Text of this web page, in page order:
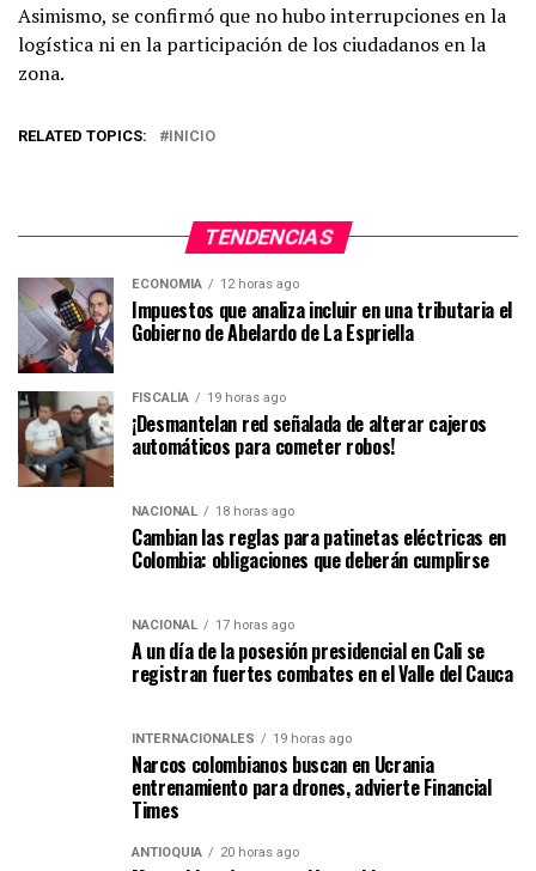
Asimismo, se confirmó que no hubo interrupciones en la
logística ni en la participación de los ciudadanos en la
zona.
RELATED TOPICS: INICIO
TENDENCIAS
ECONOMIA 12 horas ago
Impuestos que analiza incluir en una tributaria el
Gobierno de Abelardo de La Espriella
FISCALÍA 19 horas ago
¡Desmantelan red señalada de alterar cajeros
automáticos para cometer robos!
NACIONAL 18 horas ago
Cambian las reglas para patinetas eléctricas en
Colombia: obligaciones que deberán cumplirse
NACIONAL 17 horas ago
A un día de la posesión presidencial en Cali se
registran fuertes combates en el Valle del Cauca
INTERNACIONALES 19 horas ago
Narcos colombianos buscan en Ucrania
entrenamiento para drones, advierte Financial
Times
ANTIOQUIA 20 horas ago